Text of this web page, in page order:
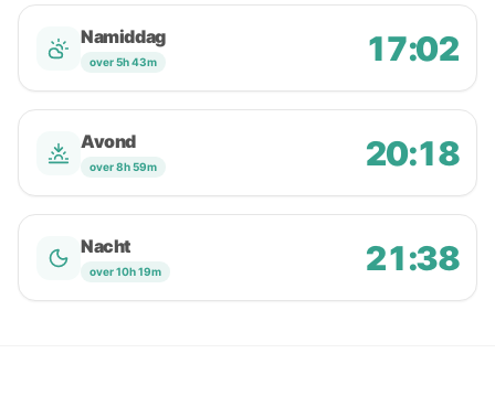
Namiddag
over 5h 43m 17:02
Avond
over 8h 59m 20:18
Nacht
over 10h 19m 21:38